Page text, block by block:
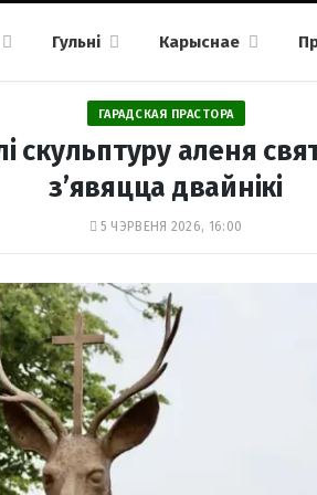
Гульні Карыснае
ГАРАДСКАЯ ПРАСТОРА
скульптуру аленя
з’явяцца двайнікі
5 ЧЭРВЕНЯ 2026, 16:00